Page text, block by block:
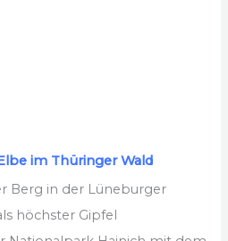
im Thüringer Wald
Berg in der Lüneburger
höchster Gipfel